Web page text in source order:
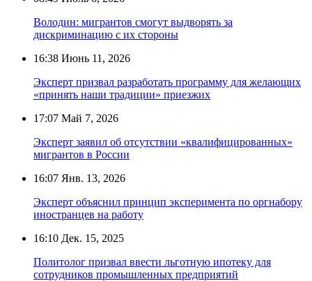
Володин: мигрантов смогут выдворять за
дискриминацию с их стороны
16:38 Июнь 11, 2026
Эксперт призвал разработать программу для желающих
«принять наши традиции» приезжих
17:07 Май 7, 2026
Эксперт заявил об отсутствии «квалифицированных»
мигрантов в России
16:07 Янв. 13, 2026
Эксперт объяснил принцип эксперимента по оргнабору
иностранцев на работу
16:10 Дек. 15, 2025
Политолог призвал ввести льготную ипотеку для
сотрудников промышленных предприятий